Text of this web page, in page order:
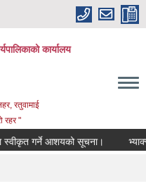
कार्यालय
रतुवामाई
रहर "
गर्ने आशयको सूचना।